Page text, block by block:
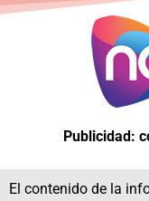
Publicidad:
El contenido de la